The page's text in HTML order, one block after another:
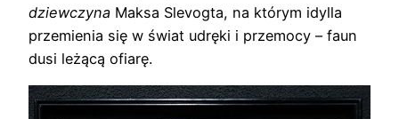
dziewczyna Maksa Slevogta, na którym idylla
przemienia się w świat udręki i przemocy – faun
dusi leżącą ofiarę.